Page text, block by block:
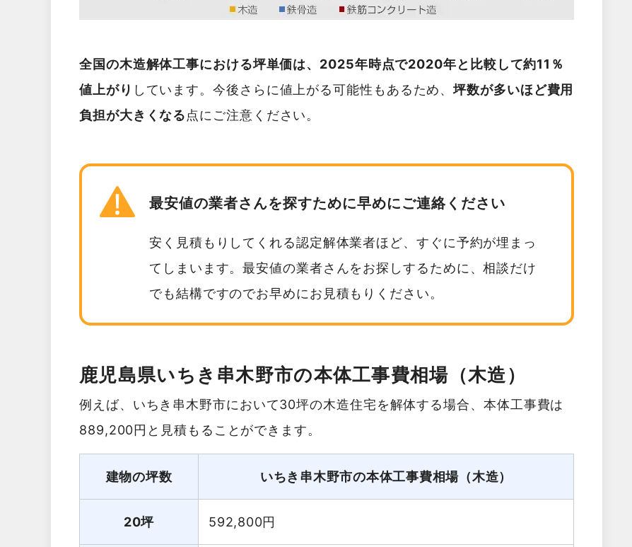
全国の木造解体工事における坪単価は、2025年時点で2020年と比較して約11％
値上がり しています。今後さらに値上がる可能性もあるため、坪数が多いほど費用
負担が大きくなる点にご注意ください。
最安値の業者さんを探すために早めにご連絡ください
安く見積もりしてくれる認定解体業者ほど、すぐに予約が埋まっ
てしまいます。最安値の業者さんをお探しするために、相談だけ
でも結構ですのでお早めにお見積もりください。
鹿児島県いちき串木野市の本体工事費相場（木造）
例えば、いちき串木野市において30坪の木造住宅を解体する場合、本体工事費は
889,200円と見積もることができます。
建物の坪数 いちき串木野市の本体工事費相場（木造）
20坪 592,800円